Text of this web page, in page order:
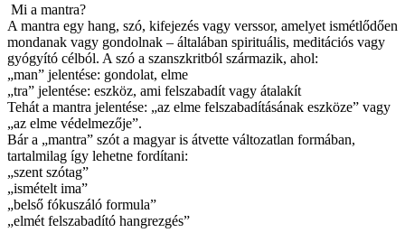
Mi a mantra?
A mantra egy hang, szó, kifejezés vagy verssor, amelyet ismétlődően
mondanak vagy gondolnak – általában spirituális, meditációs vagy
gyógyító célból. A szó a szanszkritból származik, ahol:
„man” jelentése: gondolat, elme
„tra” jelentése: eszköz, ami felszabadít vagy átalakít
Tehát a mantra jelentése: „az elme felszabadításának eszköze” vagy
„az elme védelmezője”.
Bár a „mantra” szót a magyar is átvette változatlan formában,
tartalmilag így lehetne fordítani:
„szent szótag”
„ismételt ima”
„belső fókuszáló formula”
„elmét felszabadító hangrezgés”